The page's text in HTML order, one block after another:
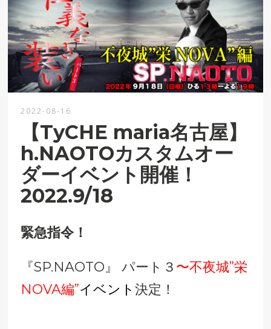
2022-08-16
【TyCHE maria名古屋】
h.NAOTOカスタムオー
ダーイベント開催！
2022.9/18
緊急指令！
『SP.NAOTO』 パート３ 〜不夜城”栄
NOVA編”イベント決定！